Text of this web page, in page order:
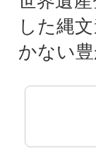
した縄
かない